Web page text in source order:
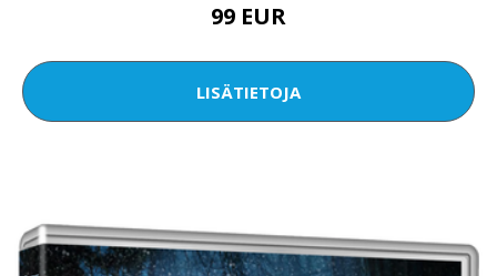
99 EUR
LISÄTIETOJA